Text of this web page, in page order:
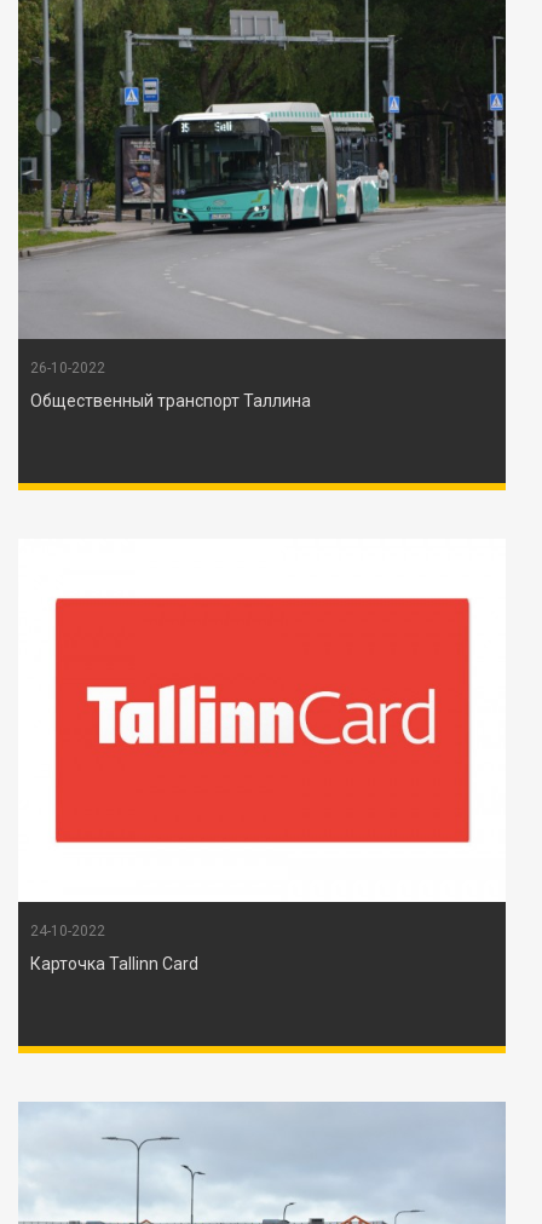
26-10-2022
Общественный транспорт Таллина
24-10-2022
Карточка Tallinn Card